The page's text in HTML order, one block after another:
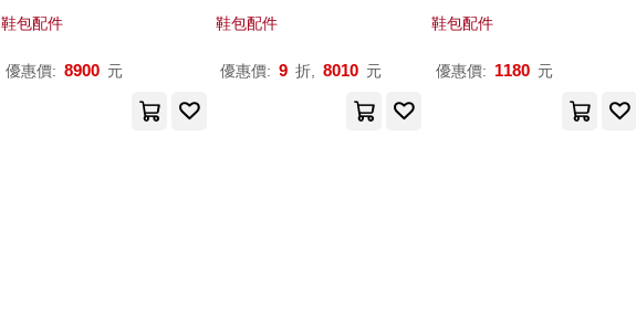
鞋包配件
優惠價: 8900 元
鞋包配件
優惠價: 9 折, 8010 元
列 PR21002 2 銀色美國圍
鞋包配件
優惠價: 1180 元